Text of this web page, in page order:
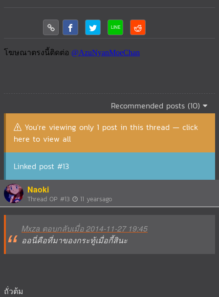
Recommended posts (10)
You're viewing only 1 post in this thread — click
here to view all
Linked post #13
Naoki
Thread OP #13 11 yearsago
Mxza ตอบกลับเมื่อ 2014-11-27 19:45
ออนี่คือที่มาของกระทู้เมื่อกี้สินะ
ถั่วต้ม